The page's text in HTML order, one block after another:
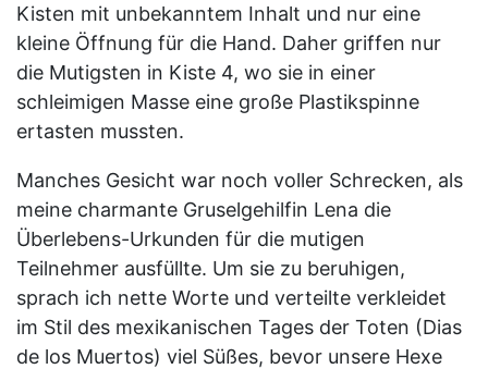
Kisten mit unbekanntem Inhalt und nur eine
kleine Öffnung für die Hand. Daher griffen nur
die Mutigsten in Kiste 4, wo sie in einer
schleimigen Masse eine große Plastikspinne
ertasten mussten.
Manches Gesicht war noch voller Schrecken, als
meine charmante Gruselgehilfin Lena die
Überlebens-Urkunden für die mutigen
Teilnehmer ausfüllte. Um sie zu beruhigen,
sprach ich nette Worte und verteilte verkleidet
im Stil des mexikanischen Tages der Toten (Dias
de los Muertos) viel Süßes, bevor unsere Hexe